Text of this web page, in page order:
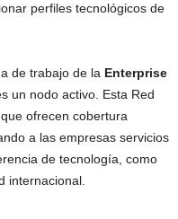
perfiles tecnológicos de
de trabajo de la Enterprise
un nodo activo. Esta Red
ofrecen cobertura
a las empresas servicios
de tecnología, como
internacional.